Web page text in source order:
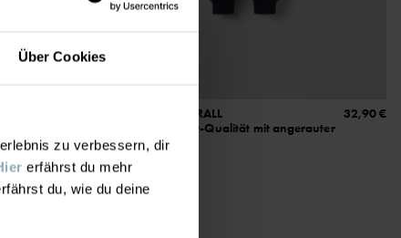
Über Cookies
zu verbessern, dir
erfährst du mehr
du, wie du deine
SWEATSHIRTOVERALL
Weiche Sweatshirt-Qualität mit angerauter
Innenseite
Größe
ONLINE ONLY
32,90 €